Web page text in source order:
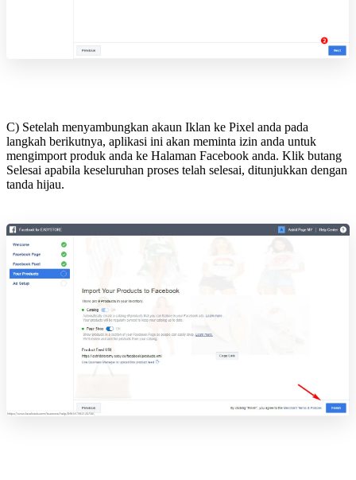
C) Setelah menyambungkan akaun Iklan ke Pixel anda pada
langkah berikutnya, aplikasi ini akan meminta izin anda untuk
mengimport produk anda ke Halaman Facebook anda. Klik butang
Selesai apabila keseluruhan proses telah selesai, ditunjukkan dengan
tanda hijau.